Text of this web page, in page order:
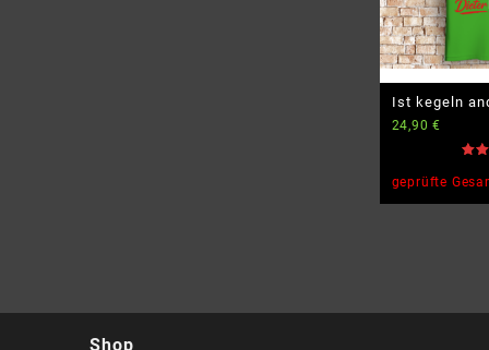
Ist kegeln
bowlen? –
24,90€
mit
5.00
von
geprüfte
Shop